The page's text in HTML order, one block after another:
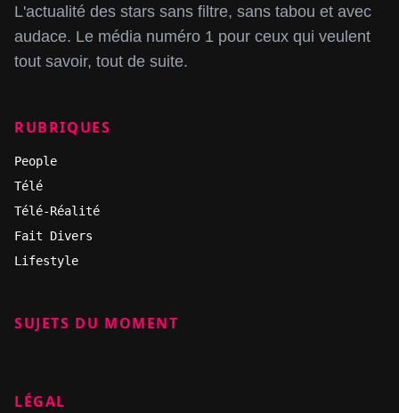
L'actualité des stars sans filtre, sans tabou et avec
audace. Le média numéro 1 pour ceux qui veulent
tout savoir, tout de suite.
RUBRIQUES
People
Télé
Télé-Réalité
Fait Divers
Lifestyle
SUJETS DU MOMENT
LÉGAL